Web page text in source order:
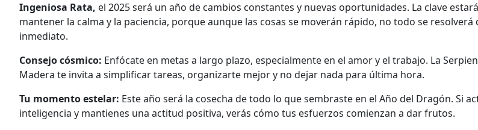
Ingeniosa Rata, el 2025 será un año de cambios constantes y nuevas oportunidades. La clave
mantener la calma y la paciencia, porque aunque las cosas se moverán rápido, no todo se resolverá
inmediato.
Consejo cósmico: Enfócate en metas a largo plazo, especialmente en el amor y el trabajo. La
Madera te invita a simplificar tareas, organizarte mejor y no dejar nada para última hora.
Tu momento estelar: Este año será la cosecha de todo lo que sembraste en el Año del Dragón. Si
inteligencia y mantienes una actitud positiva, verás cómo tus esfuerzos comienzan a dar frutos.